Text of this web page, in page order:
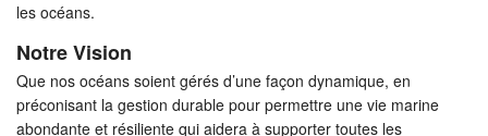
les océans.
Notre Vision
Que nos océans soient gérés d’une façon dynamique, en
préconisant la gestion durable pour permettre une vie marine
abondante et résiliente qui aidera à supporter toutes les